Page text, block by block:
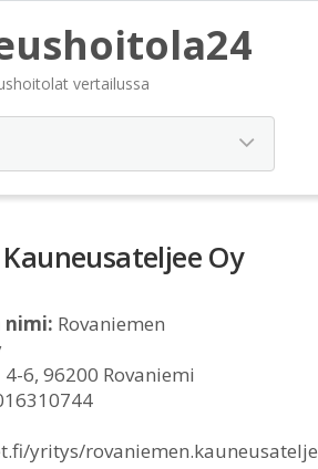
vertailussa
Oy
nimi: Rovaniemen
6, 96200 Rovaniemi
yritys/